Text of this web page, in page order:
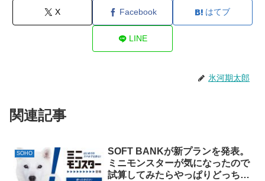
X Facebook はてブ
LINE
氷河期太郎
関連記事
SOHO
SOFT BANKが新プランを発表。
ミニモンスターが気になったので
試算してみたらやっぱりどっちつ